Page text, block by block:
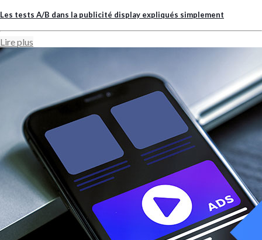
Les tests A/B dans la publicité display expliqués simplement
Lire plus